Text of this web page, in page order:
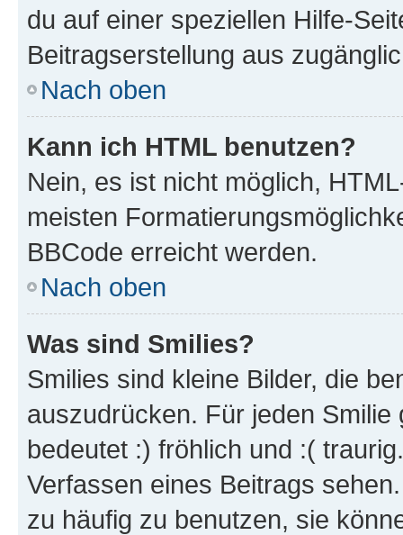
du auf einer speziellen Hilfe-
Beitragserstellung aus
Nach oben
Kann ich HTML benutzen?
Nein, es ist nicht möglich,
meisten
BBCode erreicht werden.
Nach oben
Was sind Smilies?
Smilies sind kleine Bilder, die
auszudrücken. Für jeden
bedeutet :) fröhlich und :(
Verfassen eines Beitrags
zu häufig zu benutzen, sie